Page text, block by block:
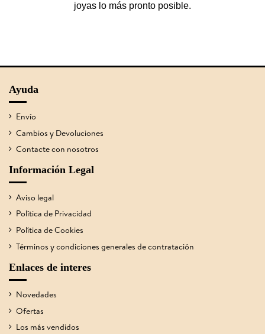
joyas lo más pronto posible.
Ayuda
Envío
Cambios y Devoluciones
Contacte con nosotros
Información Legal
Aviso legal
Política de Privacidad
Política de Cookies
Términos y condiciones generales de contratación
Enlaces de interes
Novedades
Ofertas
Los más vendidos